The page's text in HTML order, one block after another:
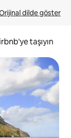
dilde göster
taşıyın